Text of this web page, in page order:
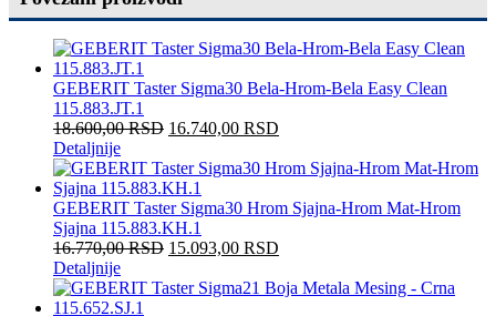
GEBERIT Taster Sigma30 Bela-Hrom-Bela Easy Clean
115.883.JT.1
18.600,00RSD 16.740,00 RSD
Detaljnije
GEBERIT Taster Sigma30 Hrom Sjajna-Hrom Mat-Hrom
Sjajna 115.883.KH.1
16.770,00RSD 15.093,00 RSD
Detaljnije